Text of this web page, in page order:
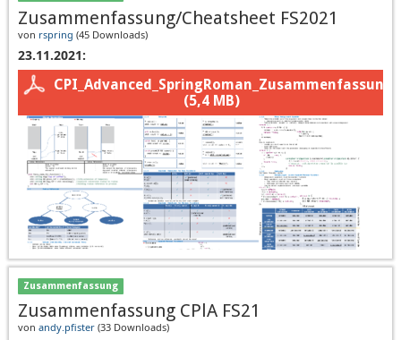
Zusammenfassung/Cheatsheet FS2021
von rspring (45 Downloads)
23.11.2021:
(5,4 MB)
Zusammenfassung
Zusammenfassung CPlA FS21
von andy.pfister (33 Downloads)